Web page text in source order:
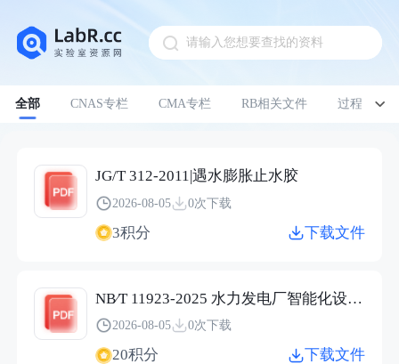
请输入您想要查找的资料
全部 CNAS专栏 CMA专栏 RB相关文件 过程管理
Pull down to refresh
JG/T 312-2011|遇水膨胀止水胶
2026-08-05 0次下载
3积分 下载文件
NB∕T 11923-2025 水力发电厂智能化设计导则（报批稿）.pdf
2026-08-05 0次下载
20积分 下载文件